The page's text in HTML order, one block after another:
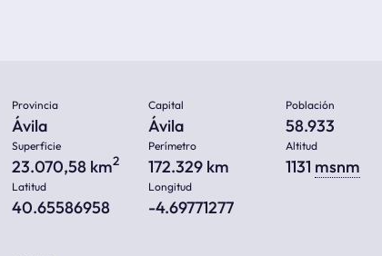
Provincia
Ávila
Capital
Ávila
Población
58.933
Superficie
23.070,58 km2
Perímetro
172.329 km
Altitud
1131 msnm
Latitud
40.65586958
Longitud
-4.69771277